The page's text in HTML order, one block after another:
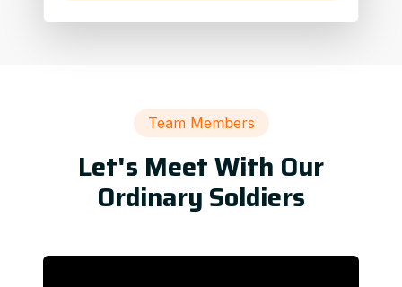
Team Members
Let's Meet With Our
Ordinary Soldiers